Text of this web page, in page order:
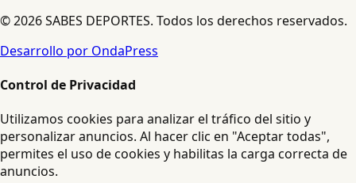
© 2026 SABES DEPORTES. Todos los derechos reservados.
Desarrollo por OndaPress
Control de Privacidad
Utilizamos cookies para analizar el tráfico del sitio y
personalizar anuncios. Al hacer clic en "Aceptar todas",
permites el uso de cookies y habilitas la carga correcta de
anuncios.